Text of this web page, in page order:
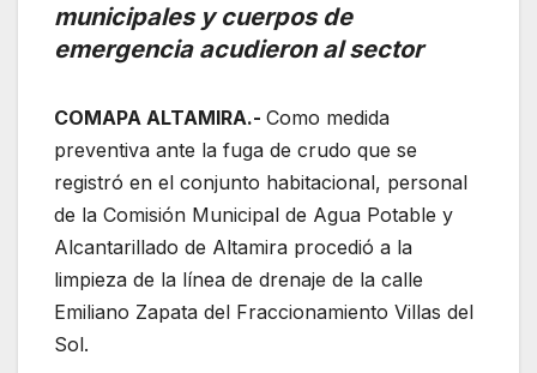
municipales y cuerpos de
emergencia acudieron al sector
COMAPA ALTAMIRA.- Como medida
preventiva ante la fuga de crudo que se
registró en el conjunto habitacional, personal
de la Comisión Municipal de Agua Potable y
Alcantarillado de Altamira procedió a la
limpieza de la línea de drenaje de la calle
Emiliano Zapata del Fraccionamiento Villas del
Sol.